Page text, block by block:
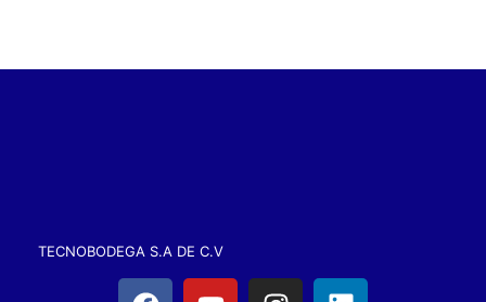
TECNOBODEGA S.A DE C.V